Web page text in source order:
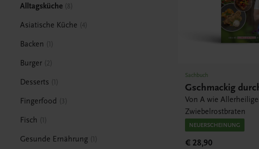
Alltagsküche 8
Asiatische Küche 4
Backen 1
Burger 2
Desserts 1
Fingerfood 3
Fisch 1
Gesunde Ernährung 1
Sachbuch
Gschmackig
Von A wie
Zwiebelrostbraten
NEUERSCHEINUNG
€ 28,90